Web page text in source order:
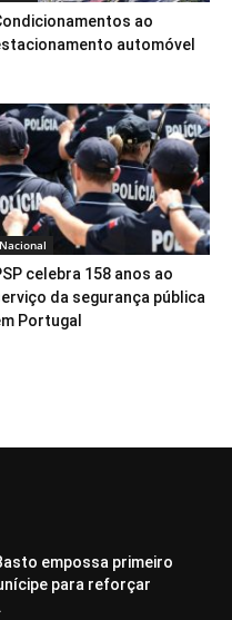
ao
automóvel
Nacional
celebra 158 anos ao
da segurança pública
Portugal
empossa primeiro
para reforçar